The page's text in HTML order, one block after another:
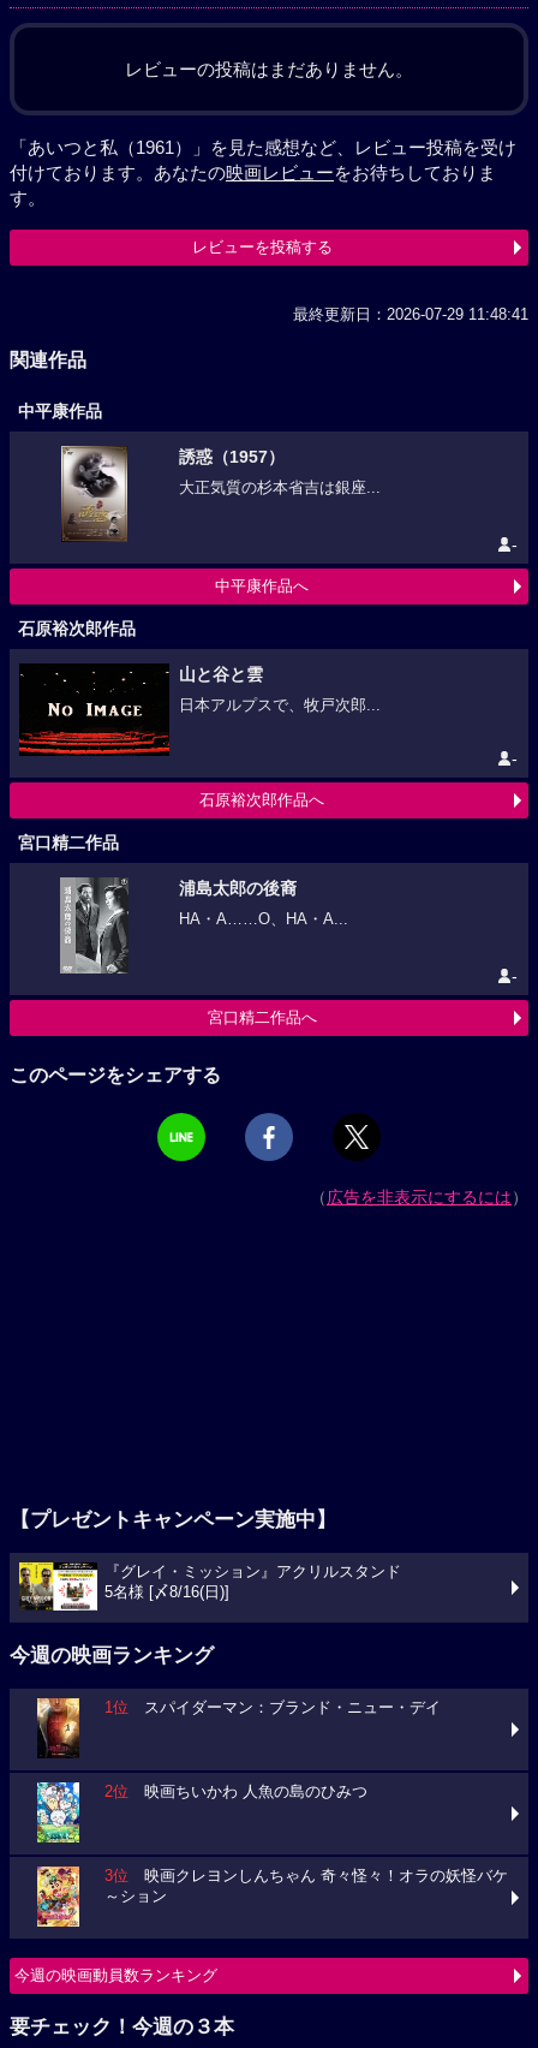
レビューの投稿はまだありません。
「あいつと私（1961）」を見た感想など、レビュー投稿を受け
付けております。あなたの映画レビューをお待ちしておりま
す。
レビューを投稿する
最終更新日：2026-07-29 11:48:41
関連作品
中平康作品
誘惑（1957）
大正気質の杉本省吉は銀座...
-
中平康作品へ
石原裕次郎作品
山と谷と雲
日本アルプスで、牧戸次郎...
-
石原裕次郎作品へ
宮口精二作品
浦島太郎の後裔
HA・A……O、HA・A...
-
宮口精二作品へ
このページをシェアする
（広告を非表示にするには）
【プレゼントキャンペーン実施中】
『グレイ・ミッション』アクリルスタンド
5名様 [〆8/16(日)]
今週の映画ランキング
1位 スパイダーマン：ブランド・ニュー・デイ
2位 映画ちいかわ 人魚の島のひみつ
3位 映画クレヨンしんちゃん 奇々怪々！オラの妖怪バケ
～ション
今週の映画動員数ランキング
要チェック！今週の３本